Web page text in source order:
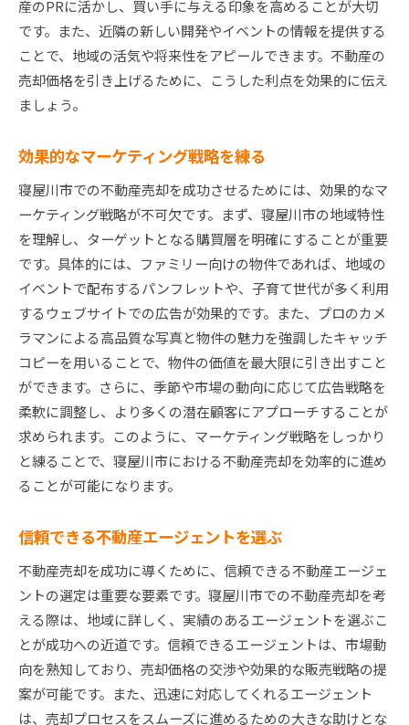
購入者視点での地域魅力を伝える
寝屋川市不動産売却で理想の価格を達成するための
ガイド
売却契約における注意点を理解する
売却後の転居計画を整える
実際の売却事例から学ぶ成功の鍵
寝屋川市不動産売却を成功させるための最終チェッ
クポイント
売却前の最終点検で確認すべき事項
最終契約時の注意ポイント
売却後の税金手続きに関する知識
購入者へのフォローアップ戦略
売却後のアフターサービスの提供
次のステップに向けた準備を進める
産のPRに活かし、買い手に与える印象を高めることが大切
です。また、近隣の新しい開発やイベントの情報を提供する
ことで、地域の活気や将来性をアピールできます。不動産の
売却価格を引き上げるために、こうした利点を効果的に伝え
ましょう。
効果的なマーケティング戦略を練る
寝屋川市での不動産売却を成功させるためには、効果的なマ
ーケティング戦略が不可欠です。まず、寝屋川市の地域特性
を理解し、ターゲットとなる購買層を明確にすることが重要
です。具体的には、ファミリー向けの物件であれば、地域の
イベントで配布するパンフレットや、子育て世代が多く利用
するウェブサイトでの広告が効果的です。また、プロのカメ
ラマンによる高品質な写真と物件の魅力を強調したキャッチ
コピーを用いることで、物件の価値を最大限に引き出すこと
ができます。さらに、季節や市場の動向に応じて広告戦略を
柔軟に調整し、より多くの潜在顧客にアプローチすることが
求められます。このように、マーケティング戦略をしっかり
と練ることで、寝屋川市における不動産売却を効率的に進め
ることが可能になります。
信頼できる不動産エージェントを選ぶ
不動産売却を成功に導くために、信頼できる不動産エージェ
ントの選定は重要な要素です。寝屋川市での不動産売却を考
える際は、地域に詳しく、実績のあるエージェントを選ぶこ
とが成功への近道です。信頼できるエージェントは、市場動
向を熟知しており、売却価格の交渉や効果的な販売戦略の提
案が可能です。また、迅速に対応してくれるエージェント
は、売却プロセスをスムーズに進めるための大きな助けとな